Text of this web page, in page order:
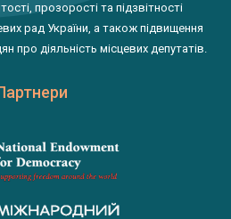
прозорості та підзвітності
рад України, а також підвищення
про діяльність місцевих депутатів.